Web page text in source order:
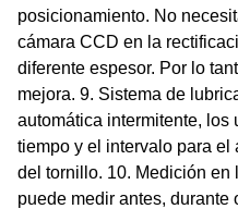
posicionamiento. No
cámara CCD en la
diferente espesor. Por lo
mejora. 9. Sistema de
automática intermitente, los
tiempo y el intervalo para el
del tornillo. 10. Medición en
puede medir antes, durante